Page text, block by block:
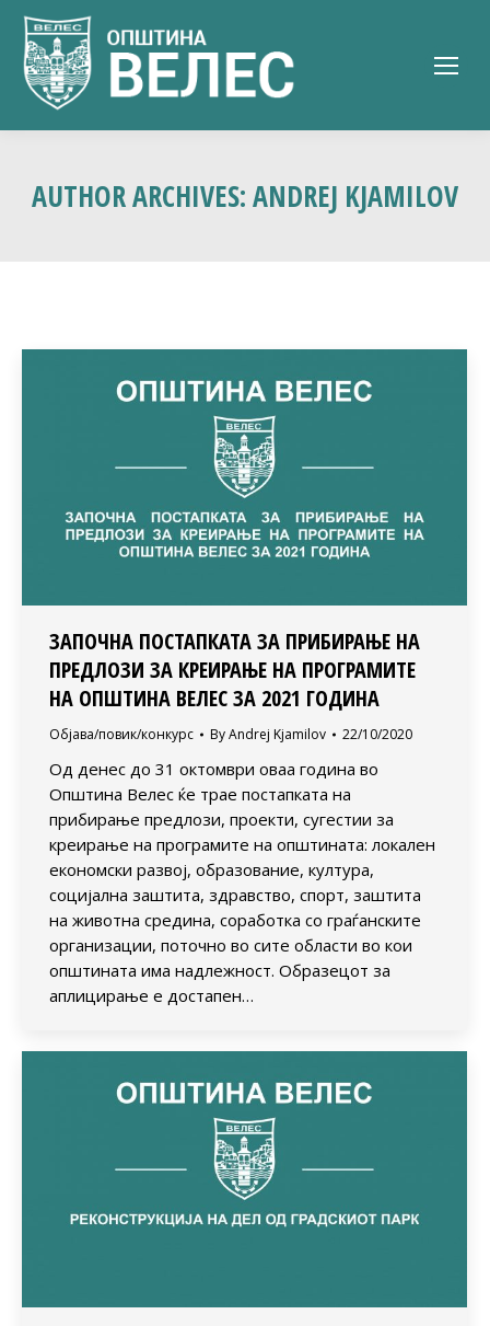
AUTHOR ARCHIVES:ANDREJ KJAMILOV
ЗАПОЧНА ПОСТАПКАТА ЗА ПРИБИРАЊЕ НА
ПРЕДЛОЗИ ЗА КРЕИРАЊЕ НА ПРОГРАМИТЕ
НА ОПШТИНА ВЕЛЕС ЗА 2021 ГОДИНА
Објава/повик/конкурс ByAndrej Kjamilov 22/10/2020
Од денес до 31 октомври оваа година во
Општина Велес ќе трае постапката на
прибирање предлози, проекти, сугестии за
креирање на програмите на општината: локален
економски развој, образование, култура,
социјална заштита, здравство, спорт, заштита
на животна средина, соработка со граѓанските
организации, поточно во сите области во кои
општината има надлежност. Образецот за
аплицирање е достапен…